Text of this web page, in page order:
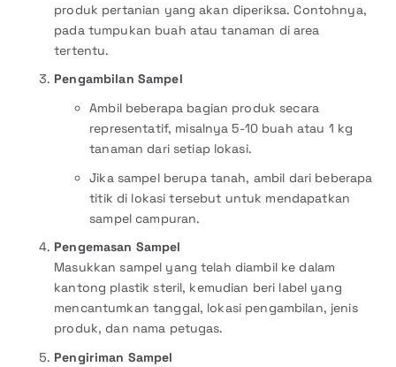
produk pertanian yang akan diperiksa. Contohnya,
pada tumpukan buah atau tanaman di area
tertentu.
Pengambilan Sampel
Ambil beberapa bagian produk secara
representatif, misalnya 5-10 buah atau 1 kg
tanaman dari setiap lokasi.
Jika sampel berupa tanah, ambil dari beberapa
titik di lokasi tersebut untuk mendapatkan
sampel campuran.
Pengemasan Sampel
Masukkan sampel yang telah diambil ke dalam
kantong plastik steril, kemudian beri label yang
mencantumkan tanggal, lokasi pengambilan, jenis
produk, dan nama petugas.
Pengiriman Sampel